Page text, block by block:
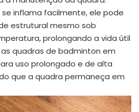
inflama facilmente, ele pode
estrutural mesmo sob
prolongando a vida útil
quadras de badminton em
uso prolongado e de alta
que a quadra permaneça em